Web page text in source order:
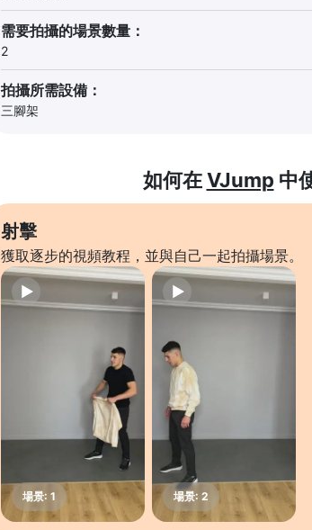
需要拍攝的場景數量：
2
拍攝所需設備：
三腳架
如何在VJump 中
射擊
獲取逐步的視頻教程，並與自己一起拍攝場景。